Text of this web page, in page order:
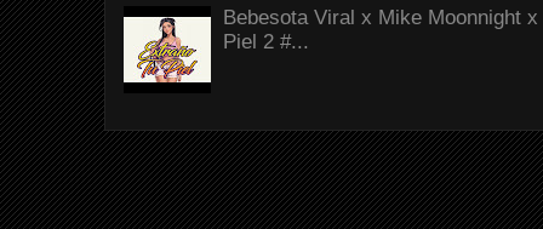
Bebesota Viral x Mike Moonnight
Piel 2 #...